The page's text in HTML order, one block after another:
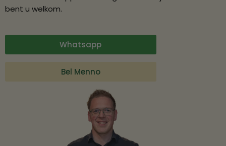
bent u welkom.
Whatsapp
Bel Menno